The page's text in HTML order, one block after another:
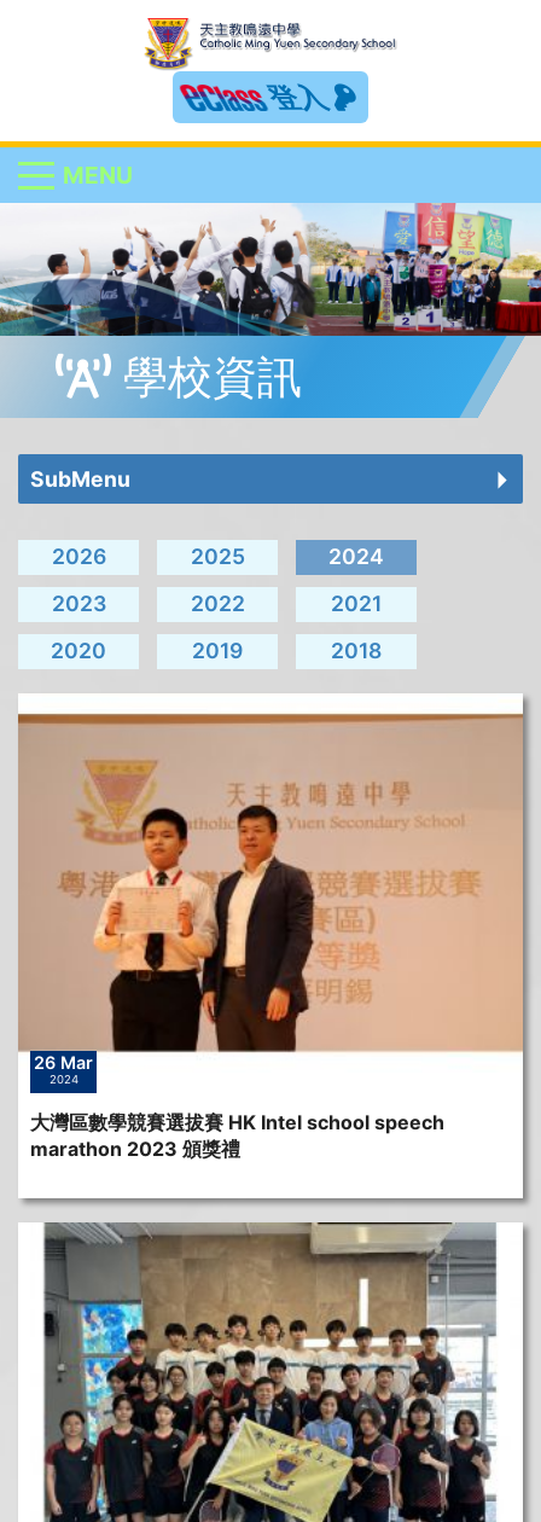
登入
MENU
學校資訊
SubMenu
2026 2025
2024
2023
2022
2021
2020
2019 2018
26 Mar
2024
大灣區數學競賽選拔賽 HK Intel school speech
marathon 2023 頒獎禮